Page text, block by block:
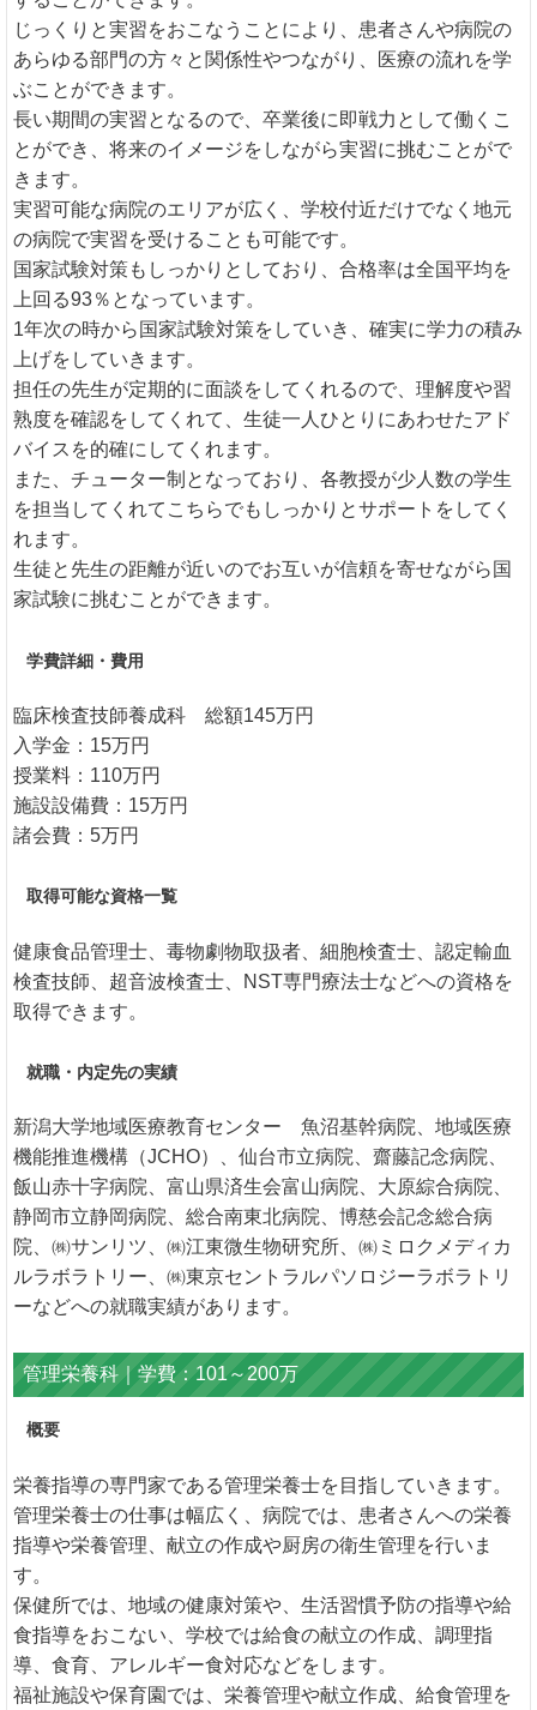
じっくりと実習をおこなうことにより、患者さんや病院の
あらゆる部門の方々と関係性やつながり、医療の流れを学
ぶことができます。
長い期間の実習となるので、卒業後に即戦力として働くこ
とができ、将来のイメージをしながら実習に挑むことがで
きます。
実習可能な病院のエリアが広く、学校付近だけでなく地元
の病院で実習を受けることも可能です。
国家試験対策もしっかりとしており、合格率は全国平均を
上回る93％となっています。
1年次の時から国家試験対策をしていき、確実に学力の積み
上げをしていきます。
担任の先生が定期的に面談をしてくれるので、理解度や習
熟度を確認をしてくれて、生徒一人ひとりにあわせたアド
バイスを的確にしてくれます。
また、チューター制となっており、各教授が少人数の学生
を担当してくれてこちらでもしっかりとサポートをしてく
れます。
生徒と先生の距離が近いのでお互いが信頼を寄せながら国
家試験に挑むことができます。
学費詳細・費用
臨床検査技師養成科 総額145万円
入学金：15万円
授業料：110万円
施設設備費：15万円
諸会費：5万円
取得可能な資格一覧
健康食品管理士、毒物劇物取扱者、細胞検査士、認定輸血
検査技師、超音波検査士、NST専門療法士などへの資格を
取得できます。
就職・内定先の実績
新潟大学地域医療教育センター 魚沼基幹病院、地域医療
機能推進機構（JCHO）、仙台市立病院、齋藤記念病院、
飯山赤十字病院、富山県済生会富山病院、大原綜合病院、
静岡市立静岡病院、総合南東北病院、博慈会記念総合病
院、㈱サンリツ、㈱江東微生物研究所、㈱ミロクメディカ
ルラボラトリー、㈱東京セントラルパソロジーラボラトリ
ーなどへの就職実績があります。
管理栄養科｜学費：101～200万
概要
栄養指導の専門家である管理栄養士を目指していきます。
管理栄養士の仕事は幅広く、病院では、患者さんへの栄養
指導や栄養管理、献立の作成や厨房の衛生管理を行いま
す。
保健所では、地域の健康対策や、生活習慣予防の指導や給
食指導をおこない、学校では給食の献立の作成、調理指
導、食育、アレルギー食対応などをします。
福祉施設や保育園では、栄養管理や献立作成、給食管理を